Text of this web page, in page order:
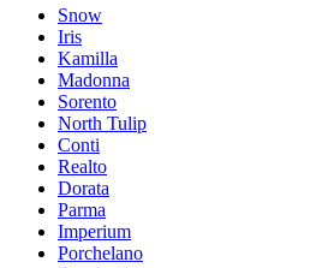
Snow
Iris
Kamilla
Madonna
Sorento
North Tulip
Conti
Realto
Dorata
Parma
Imperium
Porchelano